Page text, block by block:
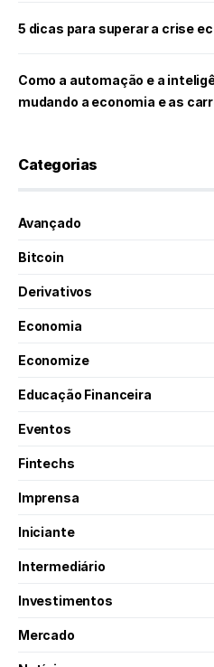
5 dicas para superar a crise
Como a automação e a
mudando a economia e as
Categorias
Avançado
Bitcoin
Derivativos
Economia
Economize
Educação Financeira
Eventos
Fintechs
Imprensa
Iniciante
Intermediário
Investimentos
Mercado